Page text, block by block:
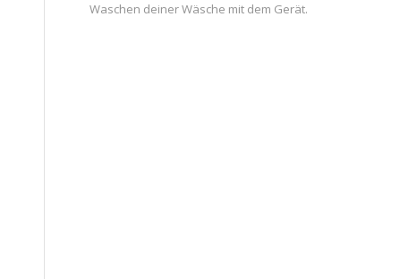
Waschen deiner Wäsche mit dem Gerät.